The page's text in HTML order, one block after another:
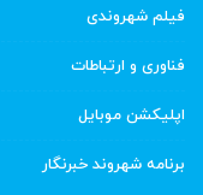
فیلم شهروندی
فناوری و ارتباطات
اپلیکشن موبایل
برنامه شهروند خبرنگار